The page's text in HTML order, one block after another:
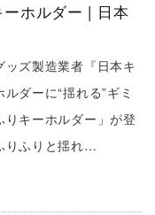
ホルダー | 日本
ズ製造業者『日本キ
ダーに“揺れる”ギミ
キーホルダー」が登
りふりと揺れ…